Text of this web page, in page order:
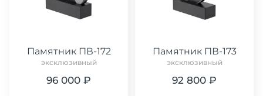
Памятник ПВ-172
эксклюзивный
96 000 ₽
Памятник ПВ-173
эксклюзивный
92 800 ₽